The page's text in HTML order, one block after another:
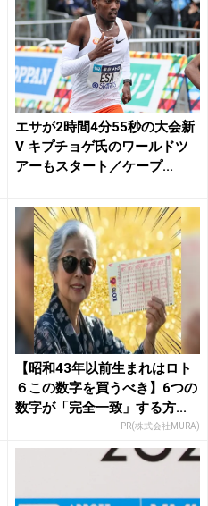
エサが2時間4分55秒の大会新
V キプチョゲ氏のワールドツ
アーもスタート／ケープ...
【昭和43年以前生まれはロト
６この数字を買うべき】6つの
数字が「完全一致」する方...
PR(株式会社MURA)